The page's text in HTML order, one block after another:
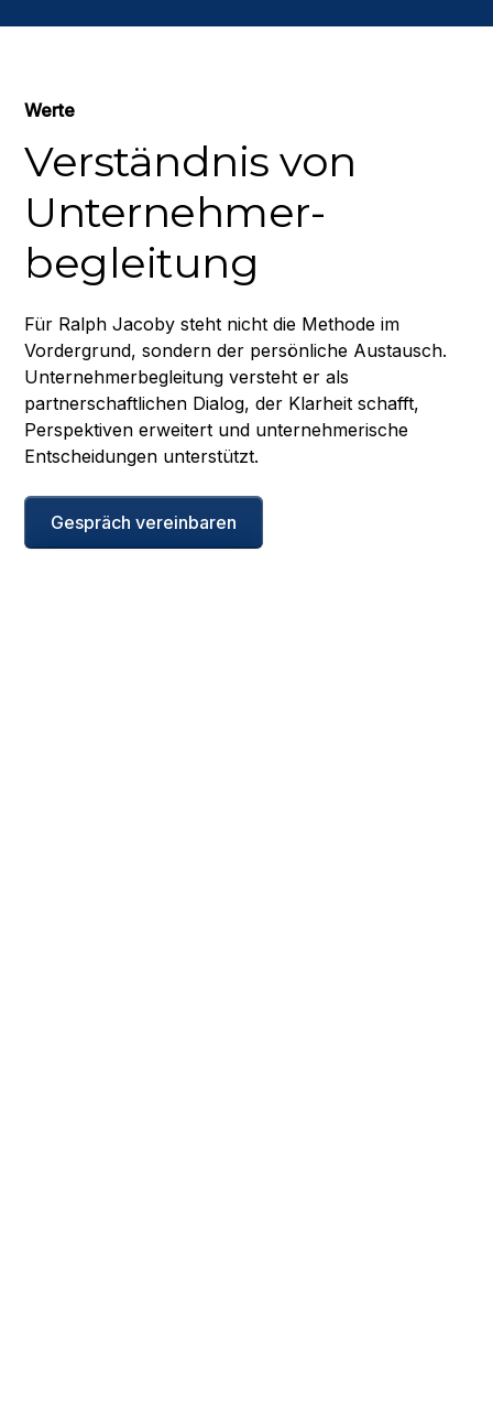
Werte
Verständnis von
Unternehmer-
begleitung
Für Ralph Jacoby steht nicht die Methode im
Vordergrund, sondern der persönliche Austausch.
Unternehmerbegleitung versteht er als
partnerschaftlichen Dialog, der Klarheit schafft,
Perspektiven erweitert und unternehmerische
Entscheidungen unterstützt.
Gespräch vereinbaren